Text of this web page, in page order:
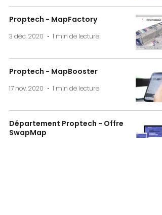
Proptech - MapFactory
3 déc. 2020 1 min de lecture
Proptech - MapBooster
17 nov. 2020 1 min de lecture
Département Proptech - Offre
SwapMap